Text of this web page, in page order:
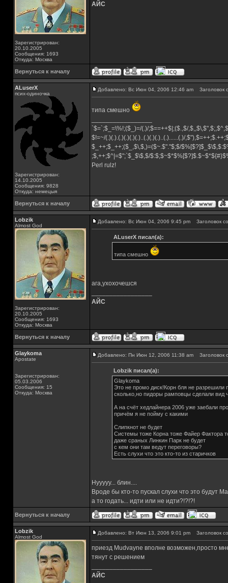
Зарегистрирован:
20.10.2005
Сообщения: 1693
Откуда: Москва
АЙС
Вернуться к началу
ALuserX
псих-одиночка
Зарегистрирован:
14.10.2005
Сообщения: 9828
Откуда: немецыя
Добавлено: Вс Июн 04, 2006 12:46 am Заголовок
типа смешно
`$=`;$_=\%!;($_)=/(.)/;$==++$|;($.,$/
$!=~/(.)(.).(.)(.)(.)(.)..(.)(.)(.)..(.)......(.)/
$_++;$_++;($_,$\,$,)=($~.$"."$;$/
;$,++;$^|=$";`$_$\$,$/
Perl rulz!
Вернуться к началу
Lobzik
Almost God
Зарегистрирован:
20.10.2005
Сообщения: 1693
Откуда: Москва
Добавлено: Вс Июн 04, 2006 9:45 pm Заголовок
ALuserX писал(а):
типа смешно
ага,ухохочешся
АЙС
Вернуться к началу
Glaykoma
Apostate
Зарегистрирован:
05.03.2006
Сообщения: 15
Откуда: Москва
Добавлено: Пн Июн 12, 2006 11:38 am Заголовок
Lobzik писал(а):
Glaykoma
Это не промо диск!Корн бля не разрешили
сколько,но пидоры рамповцы сделали
А на счёт хедлайнера 2006 уже заебали
причём я не пойму с какими
Слипкнот не будет
Системы тоже Корна тоже Файер Фактора
даже сраных Линкин Парк не будет
с кем они там ведут переговоры?
Есть слухи что это кто-то из старичков
Нууууу... блин....
Вроде бы кто-то пускал слухи что это
а то годать... идти или не идти?!?!?!
Вернуться к началу
Lobzik
Almost God
Добавлено: Вт Июн 13, 2006 9:01 pm Заголовок
приезд Mudvayne вполне возможен,просто
тянут с решением
АЙС